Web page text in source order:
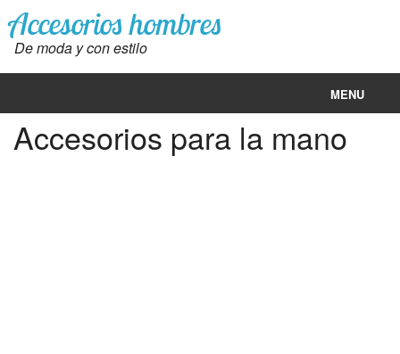
Accesorios hombres
De moda y con estilo
MENU
Accesorios de hombre
Accesorios para la mano